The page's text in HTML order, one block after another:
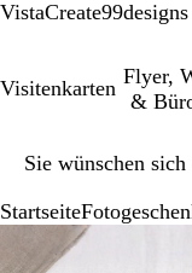
VistaCreate
Visitenkarten
Flyer,
&
Sie wünschen
1
Startseite
Galeriebild